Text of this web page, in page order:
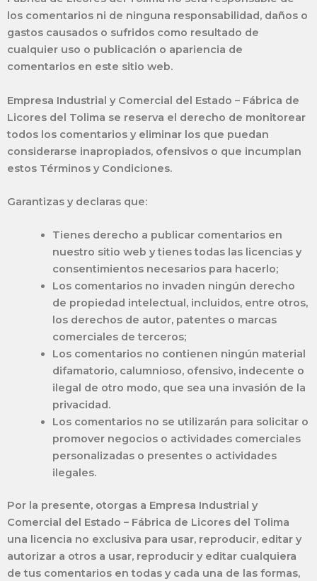
los comentarios ni de ninguna responsabilidad, daños o
gastos causados ​​o sufridos como resultado de
cualquier uso o publicación o apariencia de
comentarios en este sitio web.
Empresa Industrial y Comercial del Estado – Fábrica de
Licores del Tolima se reserva el derecho de monitorear
todos los comentarios y eliminar los que puedan
considerarse inapropiados, ofensivos o que incumplan
estos Términos y Condiciones.
Garantizas y declaras que:
Tienes derecho a publicar comentarios en
nuestro sitio web y tienes todas las licencias y
consentimientos necesarios para hacerlo;
Los comentarios no invaden ningún derecho
de propiedad intelectual, incluidos, entre otros,
los derechos de autor, patentes o marcas
comerciales de terceros;
Los comentarios no contienen ningún material
difamatorio, calumnioso, ofensivo, indecente o
ilegal de otro modo, que sea una invasión de la
privacidad.
Los comentarios no se utilizarán para solicitar o
promover negocios o actividades comerciales
personalizadas o presentes o actividades
ilegales.
Por la presente, otorgas a Empresa Industrial y
Comercial del Estado – Fábrica de Licores del Tolima
una licencia no exclusiva para usar, reproducir, editar y
autorizar a otros a usar, reproducir y editar cualquiera
de tus comentarios en todas y cada una de las formas,